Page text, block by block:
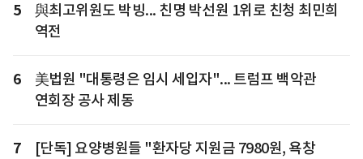
5
與최고위원도 박빙... 친명 박선원 1위로 친청 최민희
역전
6
美법원 "대통령은 임시 세입자"... 트럼프 백악관
연회장 공사 제동
7
[단독] 요양병원들 "환자당 지원금 7980원, 욕창